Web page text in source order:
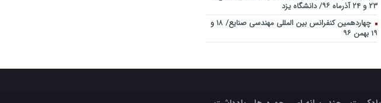
۲۳ و ۲۴ آذرماه ۹۶/ دانشگاه یزد
چهاردهمین کنفرانس بین المللی مهندسی صنایع/ ۱۸ و
۱۹ بهمن ۹۶